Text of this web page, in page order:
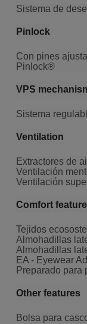
Sistema de
Pinlock
Con pines
Pinlock®
VPS
Sistema
Ventilation
Extractores de
Ventilación
Ventilación
Comfort feature
Tejidos
Almohadillas
Almohadillas
EA - Eyewear
Preparado para
Other features
Bolsa para